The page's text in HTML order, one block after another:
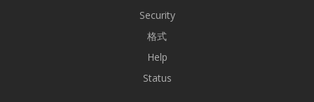
Security
格式
Help
Status